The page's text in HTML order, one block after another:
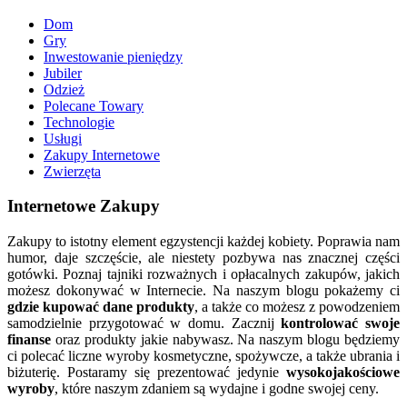
Dom
Gry
Inwestowanie pieniędzy
Jubiler
Odzież
Polecane Towary
Technologie
Usługi
Zakupy Internetowe
Zwierzęta
Internetowe Zakupy
Zakupy to istotny element egzystencji każdej kobiety. Poprawia nam
humor, daje szczęście, ale niestety pozbywa nas znacznej części
gotówki. Poznaj tajniki rozważnych i opłacalnych zakupów, jakich
możesz dokonywać w Internecie. Na naszym blogu pokażemy ci
gdzie kupować dane produkty, a także co możesz z powodzeniem
samodzielnie przygotować w domu. Zacznijkontrolować swoje
finanse oraz produkty jakie nabywasz. Na naszym blogu będziemy
ci polecać liczne wyroby kosmetyczne, spożywcze, a także ubrania i
biżuterię. Postaramy się prezentować jedynie wysokojakościowe
wyroby, które naszym zdaniem są wydajne i godne swojej ceny.